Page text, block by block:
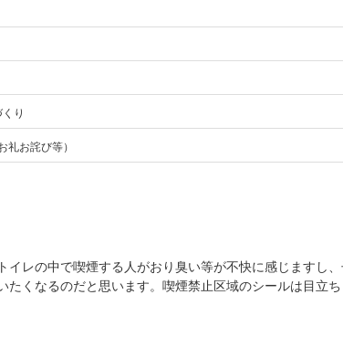
り
お詫び等）
レの中で喫煙する人がおり臭い等が不快に感じますし
くなるのだと思います。喫煙禁止区域のシールは目立